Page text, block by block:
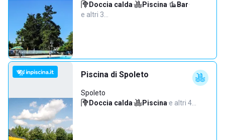
Doccia calda· Piscina· Bar·
e altri 3…
Piscina di Spoleto
Spoleto
Doccia calda· Piscina·e altri 4…